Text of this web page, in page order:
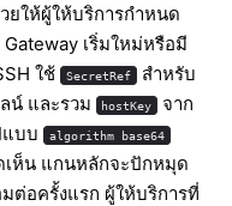
ยให้ผู้ให้บริการกำหนด
เริ่มใหม่หรือมี
ใช้
SecretRef สำหรับ
น์ และรวม hostKey
จาก
แบบ
algorithm base64
ห็น แกนหลักจะปักหมุด
ต่อครั้งแรก ผู้ให้บริการที่